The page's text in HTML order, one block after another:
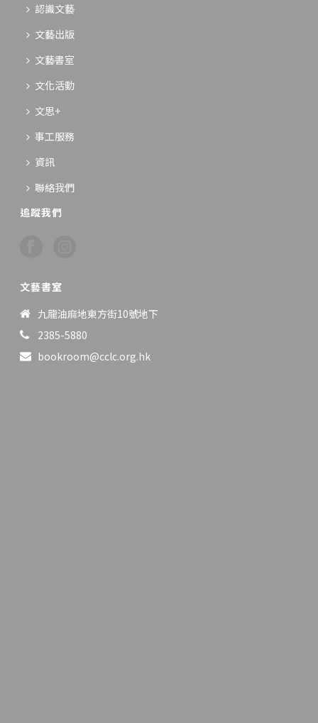
認識文藝
文藝出版
文藝書室
文化活動
文思+
事工服務
資訊
聯絡我們
追蹤我們
文藝書室
九龍油麻地東方街10號地下
2385-5880
bookroom@cclc.org.hk